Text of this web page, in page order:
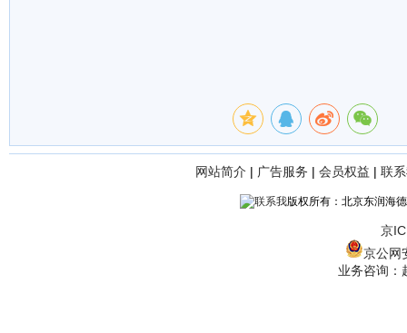
网站简介 | 广告服务 | 会员权益 | 联
版权所有：北京东润海
京
京公网
业务咨询：